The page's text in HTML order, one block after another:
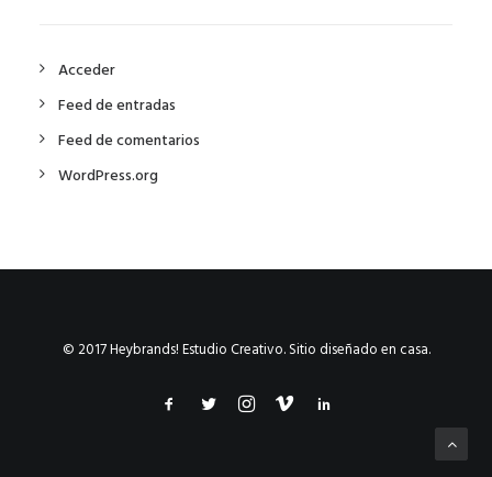
Acceder
Feed de entradas
Feed de comentarios
WordPress.org
© 2017 Heybrands! Estudio Creativo. Sitio diseñado en casa.